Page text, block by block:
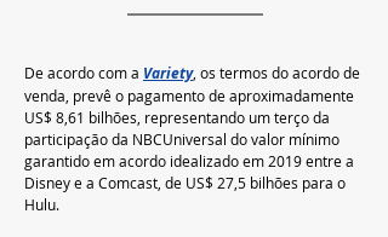
De acordo com a Variety, os termos do acordo de
venda, prevê o pagamento de aproximadamente
US$ 8,61 bilhões, representando um terço da
participação da NBCUniversal do valor mínimo
garantido em acordo idealizado em 2019 entre a
Disney e a Comcast, de US$ 27,5 bilhões para o
Hulu.